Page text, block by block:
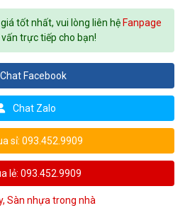
tốt nhất, vui lòng liên hệ Fanpage
trực tiếp cho bạn!
Chat Facebook
Chat Zalo
sỉ: 093.452.9909
lẻ: 093.452.9909
Sàn nhựa trong nhà